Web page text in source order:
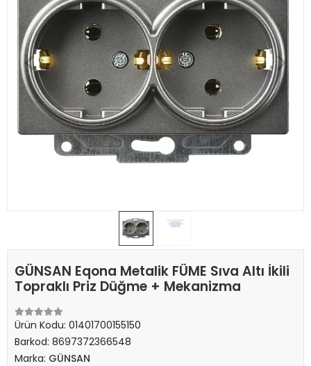
GÜNSAN Eqona Metalik FÜME Sıva Altı İkili
Topraklı Priz Düğme + Mekanizma
Ürün Kodu: 01401700155150
Barkod: 8697372366548
Marka: GÜNSAN